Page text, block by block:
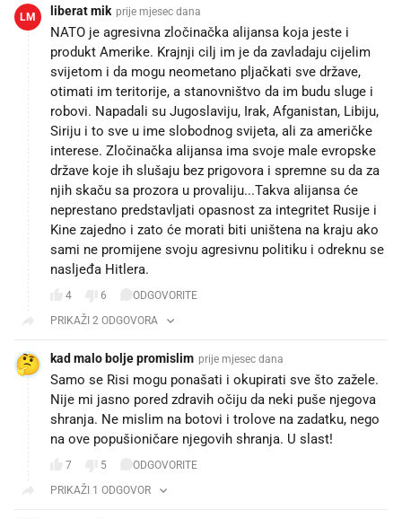
LM liberat mik prije mjesec dana
NATO je agresivna zločinačka alijansa koja jeste i
produkt Amerike. Krajnji cilj im je da zavladaju cijelim
svijetom i da mogu neometano pljačkati sve države,
otimati im teritorije, a stanovništvo da im budu sluge i
robovi. Napadali su Jugoslaviju, Irak, Afganistan, Libiju,
Siriju i to sve u ime slobodnog svijeta, ali za američke
interese. Zločinačka alijansa ima svoje male evropske
države koje ih slušaju bez prigovora i spremne su da za
njih skaču sa prozora u provaliju...Takva alijansa će
neprestano predstavljati opasnost za integritet Rusije i
Kine zajedno i zato će morati biti uništena na kraju ako
sami ne promijene svoju agresivnu politiku i odreknu se
nasljeđa Hitlera.
4 6
ODGOVORITE
PRIKAŽI 2 ODGOVORA
kad malo bolje promislim prije mjesec dana
Samo se Risi mogu ponašati i okupirati sve što zažele.
Nije mi jasno pored zdravih očiju da neki puše njegova
shranja. Ne mislim na botovi i trolove na zadatku, nego
na ove popušioničare njegovih shranja. U slast!
7 5
ODGOVORITE
PRIKAŽI 1 ODGOVOR